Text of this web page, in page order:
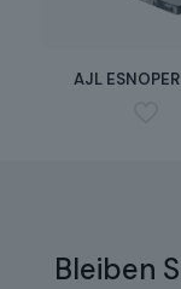
AJL
Bleiben